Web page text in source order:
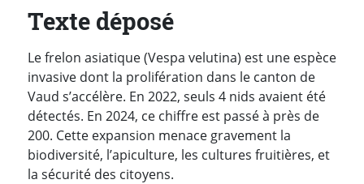
Texte déposé
Le frelon asiatique (Vespa velutina) est une espèce
invasive dont la prolifération dans le canton de
Vaud s’accélère. En 2022, seuls 4 nids avaient été
détectés. En 2024, ce chiffre est passé à près de
200. Cette expansion menace gravement la
biodiversité, l’apiculture, les cultures fruitières, et
la sécurité des citoyens.